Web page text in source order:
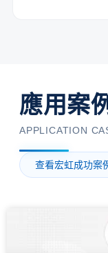
應用案
APPLICATION
查看宏虹成功案